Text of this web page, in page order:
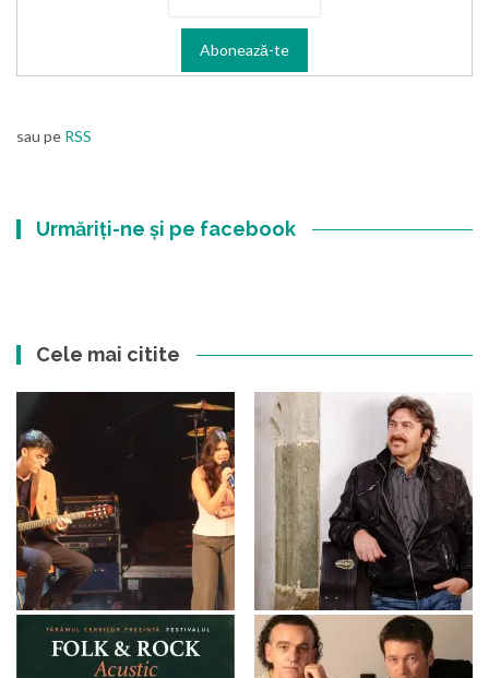
sau pe RSS
Urmăriți-ne și pe facebook
Cele mai citite